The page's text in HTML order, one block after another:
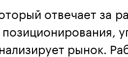
отвечает за
рынок.